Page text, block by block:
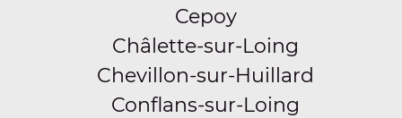
Cepoy
Châlette-sur-Loing
Chevillon-sur-Huillard
Conflans-sur-Loing